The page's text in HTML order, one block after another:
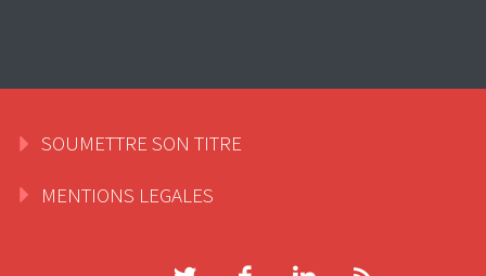
SOUMETTRE SON TITRE
MENTIONS LEGALES